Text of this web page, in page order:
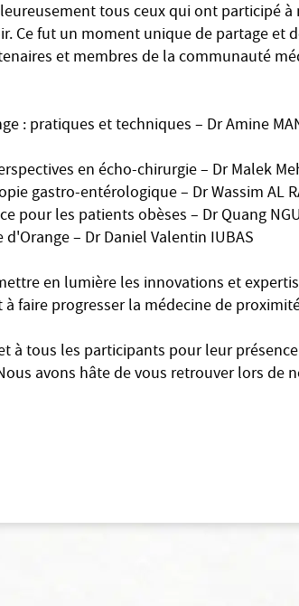
tous ceux qui ont participé à
Ce fut un moment unique de partage et
et membres de la communauté
: pratiques et techniques – Dr Amine
en écho-chirurgie – Dr Malek
gastro-entérologique – DrWassim AL
pour les patients obèses – DrQuang
– Dr Daniel Valentin IUBAS
en lumière les innovations et
faire progresser la médecine de
à tous les participants pour leur
avons hâte de vous retrouver lors de